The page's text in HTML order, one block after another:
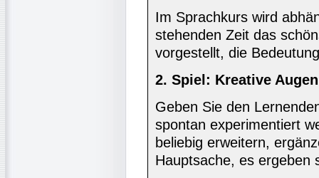
Im Sprachkurs wird
stehenden Zeit das
vorgestellt, die
2. Spiel: Kreative
Geben Sie den
spontan experimentiert
beliebig erweitern,
Hauptsache, es ergeben